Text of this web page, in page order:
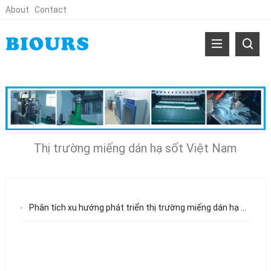
About Contact
Thị trường miếng dán hạ sốt Việt Nam
Phân tích xu hướng phát triển thị trường miếng dán hạ sốt tại Việt Nam (Phiên bản 2026)